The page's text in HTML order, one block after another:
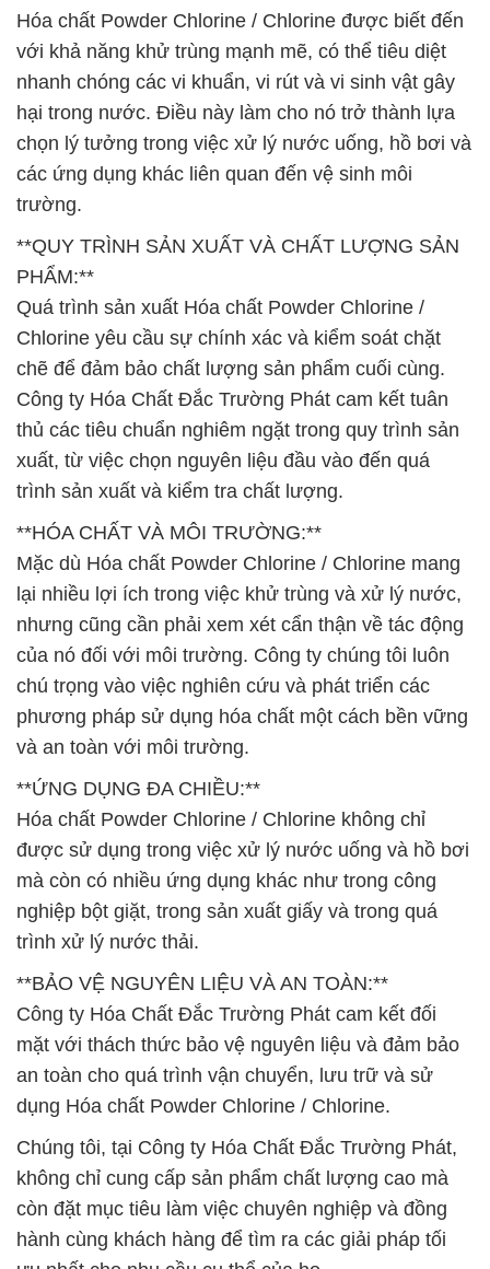
Hóa chất Powder Chlorine / Chlorine được biết đến
với khả năng khử trùng mạnh mẽ, có thể tiêu diệt
nhanh chóng các vi khuẩn, vi rút và vi sinh vật gây
hại trong nước. Điều này làm cho nó trở thành lựa
chọn lý tưởng trong việc xử lý nước uống, hồ bơi và
các ứng dụng khác liên quan đến vệ sinh môi
trường.
**QUY TRÌNH SẢN XUẤT VÀ CHẤT LƯỢNG SẢN
PHẨM:**
Quá trình sản xuất Hóa chất Powder Chlorine /
Chlorine yêu cầu sự chính xác và kiểm soát chặt
chẽ để đảm bảo chất lượng sản phẩm cuối cùng.
Công ty Hóa Chất Đắc Trường Phát cam kết tuân
thủ các tiêu chuẩn nghiêm ngặt trong quy trình sản
xuất, từ việc chọn nguyên liệu đầu vào đến quá
trình sản xuất và kiểm tra chất lượng.
**HÓA CHẤT VÀ MÔI TRƯỜNG:**
Mặc dù Hóa chất Powder Chlorine / Chlorine mang
lại nhiều lợi ích trong việc khử trùng và xử lý nước,
nhưng cũng cần phải xem xét cẩn thận về tác động
của nó đối với môi trường. Công ty chúng tôi luôn
chú trọng vào việc nghiên cứu và phát triển các
phương pháp sử dụng hóa chất một cách bền vững
và an toàn với môi trường.
**ỨNG DỤNG ĐA CHIỀU:**
Hóa chất Powder Chlorine / Chlorine không chỉ
được sử dụng trong việc xử lý nước uống và hồ bơi
mà còn có nhiều ứng dụng khác như trong công
nghiệp bột giặt, trong sản xuất giấy và trong quá
trình xử lý nước thải.
**BẢO VỆ NGUYÊN LIỆU VÀ AN TOÀN:**
Công ty Hóa Chất Đắc Trường Phát cam kết đối
mặt với thách thức bảo vệ nguyên liệu và đảm bảo
an toàn cho quá trình vận chuyển, lưu trữ và sử
dụng Hóa chất Powder Chlorine / Chlorine.
Chúng tôi, tại Công ty Hóa Chất Đắc Trường Phát,
không chỉ cung cấp sản phẩm chất lượng cao mà
còn đặt mục tiêu làm việc chuyên nghiệp và đồng
hành cùng khách hàng để tìm ra các giải pháp tối